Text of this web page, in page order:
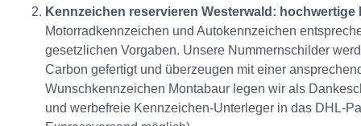
Kennzeichen reservieren Westerwald:
Motorradkennzeichen und Autokennzeichen
gesetzlichen Vorgaben. Unsere Nummernschilder
Carbon gefertigt und überzeugen mit einer
Wunschkennzeichen Montabaur legen wir als
und werbefreie Kennzeichen-Unterleger in das DHL-